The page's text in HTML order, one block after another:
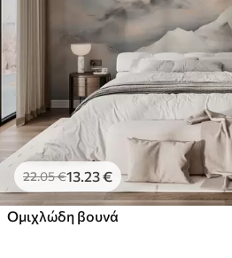
22.05€13.23€
Ομιχλώδη βουνά